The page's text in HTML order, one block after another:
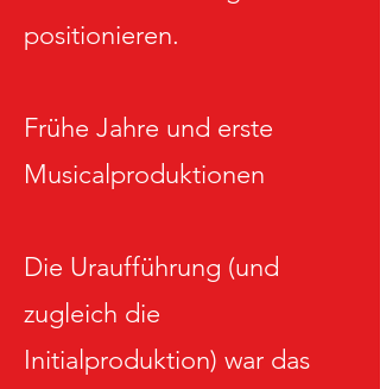
positionieren.
Frühe Jahre und erste
Musicalproduktionen
Die Uraufführung (und
zugleich die
Initialproduktion) war das